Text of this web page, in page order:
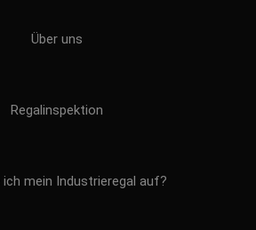
Über uns
Regalinspektion
ich mein Industrieregal auf?